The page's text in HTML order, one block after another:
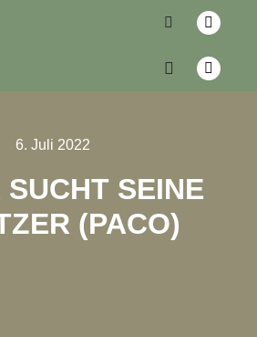
6. Juli 2022
SUCHT SEINE
(PACO)